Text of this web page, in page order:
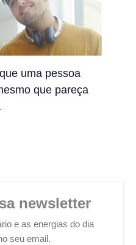
uma pessoa
que pareça
newsletter
e as energias do dia
seu email.